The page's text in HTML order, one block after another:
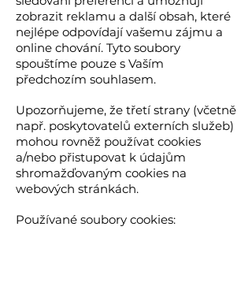
zobrazit reklamu a další obsah, které
nejlépe odpovídají vašemu zájmu a
online chování. Tyto soubory
spouštíme pouze s Vaším
předchozím souhlasem.
Upozorňujeme, že třetí strany (včetně
např. poskytovatelů externích služeb)
mohou rovněž používat cookies
a/nebo přistupovat k údajům
shromažďovaným cookies na
webových stránkách.
Používané soubory cookies: